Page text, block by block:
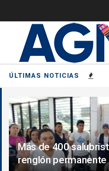
ÚLTIMAS NOTICIAS
Más de 400
renglón permanente